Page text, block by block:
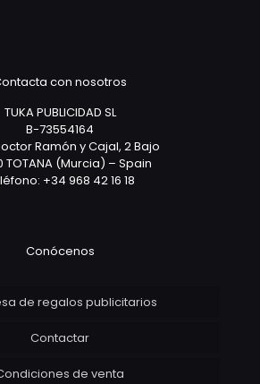
con nosotros
TUKA PUBLICIDAD SL
B-73554164
Ramón y Cajal, 2 Bajo
TOTANA (Murcia) – Spain
+34 968 42 16 18
Conócenos
de regalos publicitarios
Contactar
de venta